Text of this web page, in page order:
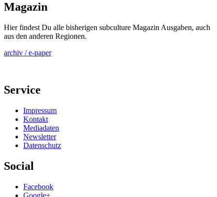
Magazin
Hier findest Du alle bisherigen subculture Magazin Ausgaben, auch
aus den anderen Regionen.
archiv / e-paper
Service
Impressum
Kontakt
Mediadaten
Newsletter
Datenschutz
Social
Facebook
Google+